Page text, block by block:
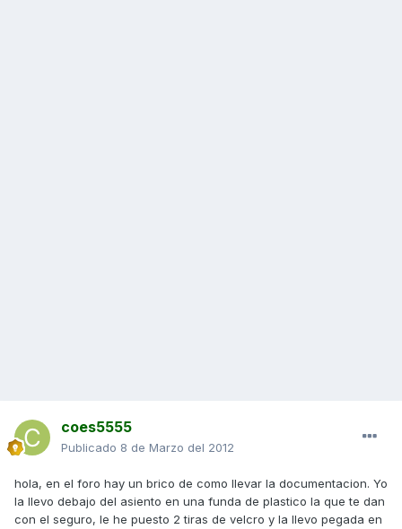
coes5555
Publicado 8 de Marzo del 2012
hola, en el foro hay un brico de como llevar la documentacion. Yo
la llevo debajo del asiento en una funda de plastico la que te dan
con el seguro, le he puesto 2 tiras de velcro y la llevo pegada en